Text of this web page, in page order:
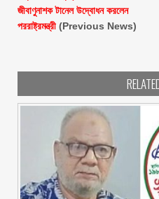
জীবাণুনাশক টানেল উদ্বোধন করলেন
পররাষ্ট্রমন্ত্রী (Previous News)